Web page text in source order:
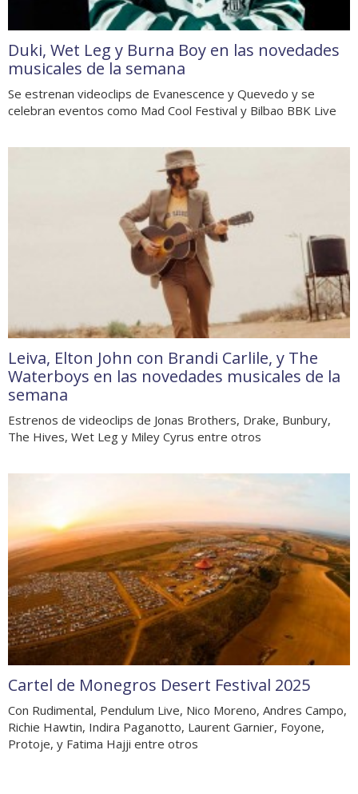
Duki, Wet Leg y Burna Boy en las novedades
musicales de la semana
Se estrenan videoclips de Evanescence y Quevedo y se
celebran eventos como Mad Cool Festival y Bilbao BBK Live
Leiva, Elton John con Brandi Carlile, y The
Waterboys en las novedades musicales de la
semana
Estrenos de videoclips de Jonas Brothers, Drake, Bunbury,
The Hives, Wet Leg y Miley Cyrus entre otros
Cartel de Monegros Desert Festival 2025
Con Rudimental, Pendulum Live, Nico Moreno, Andres Campo,
Richie Hawtin, Indira Paganotto, Laurent Garnier, Foyone,
Protoje, y Fatima Hajji entre otros